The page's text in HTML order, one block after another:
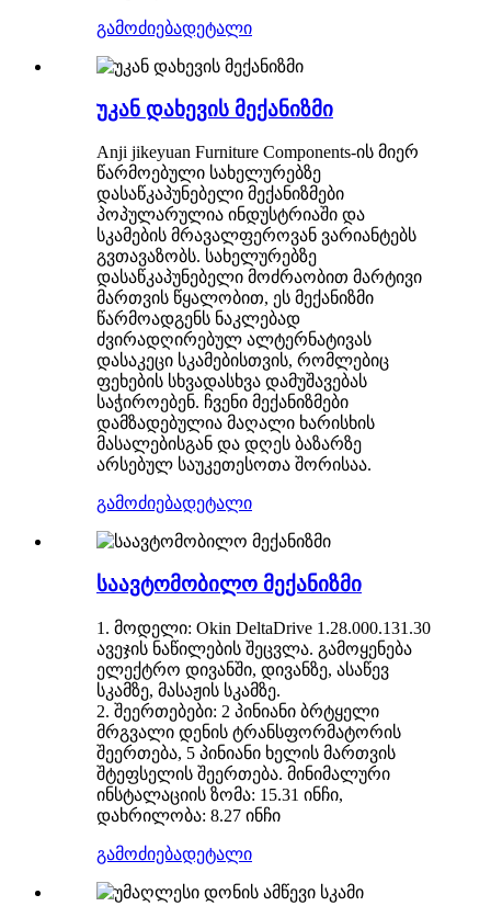
გამოძიებადეტალი
უკან დახევის მექანიზმი
Anji jikeyuan Furniture Components-ის მიერ
წარმოებული სახელურებზე
დასაწკაპუნებელი მექანიზმები
პოპულარულია ინდუსტრიაში და
სკამების მრავალფეროვან ვარიანტებს
გვთავაზობს. სახელურებზე
დასაწკაპუნებელი მოძრაობით მარტივი
მართვის წყალობით, ეს მექანიზმი
წარმოადგენს ნაკლებად
ძვირადღირებულ ალტერნატივას
დასაკეცი სკამებისთვის, რომლებიც
ფეხების სხვადასხვა დამუშავებას
საჭიროებენ. ჩვენი მექანიზმები
დამზადებულია მაღალი ხარისხის
მასალებისგან და დღეს ბაზარზე
არსებულ საუკეთესოთა შორისაა.
გამოძიებადეტალი
საავტომობილო მექანიზმი
1. მოდელი: Okin DeltaDrive 1.28.000.131.30
ავეჯის ნაწილების შეცვლა. გამოყენება
ელექტრო დივანში, დივანზე, ასაწევ
სკამზე, მასაჟის სკამზე.
2. შეერთებები: 2 პინიანი ბრტყელი
მრგვალი დენის ტრანსფორმატორის
შეერთება, 5 პინიანი ხელის მართვის
შტეფსელის შეერთება. მინიმალური
ინსტალაციის ზომა: 15.31 ინჩი,
დახრილობა: 8.27 ინჩი
გამოძიებადეტალი